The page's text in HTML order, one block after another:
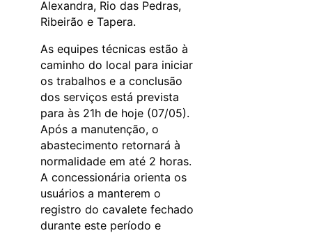
Alexandra, Rio das Pedras,
Ribeirão e Tapera.
As equipes técnicas estão à
caminho do local para iniciar
os trabalhos e a conclusão
dos serviços está prevista
para às 21h de hoje (07/05).
Após a manutenção, o
abastecimento retornará à
normalidade em até 2 horas.
A concessionária orienta os
usuários a manterem o
registro do cavalete fechado
durante este período e